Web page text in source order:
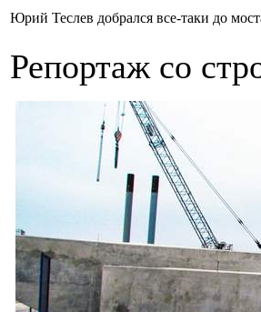
Юрий Теслев добрался все-таки до
Репортаж со